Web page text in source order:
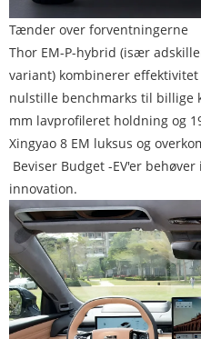
Tænder over forventningerne
Thor EM-P-hybrid (især
variant) kombinerer
nulstille benchmarks til billige
mm lavprofileret holdning og
Xingyao 8 EM luksus og
Beviser Budget -EV'er
innovation.